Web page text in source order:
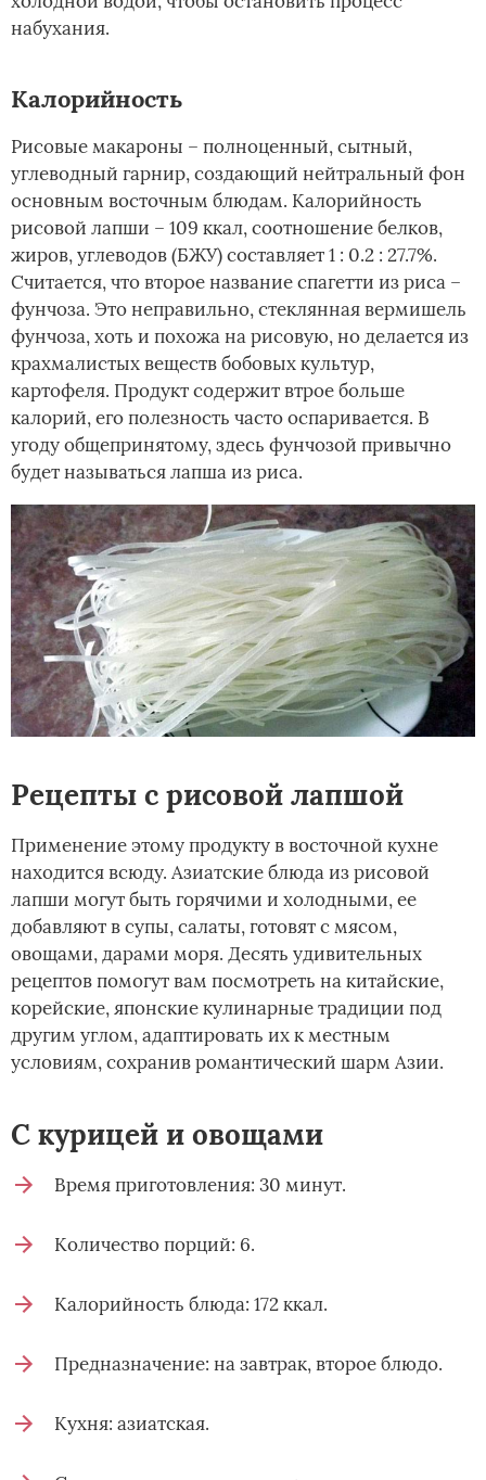
набухания.
Калорийность
Рисовые макароны – полноценный, сытный,
углеводный гарнир, создающий нейтральный фон
основным восточным блюдам. Калорийность
рисовой лапши – 109 ккал, соотношение белков,
жиров, углеводов (БЖУ) составляет 1 : 0.2 : 27.7%.
Считается, что второе название спагетти из риса –
фунчоза. Это неправильно, стеклянная вермишель
фунчоза, хоть и похожа на рисовую, но делается из
крахмалистых веществ бобовых культур,
картофеля. Продукт содержит втрое больше
калорий, его полезность часто оспаривается. В
угоду общепринятому, здесь фунчозой привычно
будет называться лапша из риса.
Рецепты с рисовой лапшой
Применение этому продукту в восточной кухне
находится всюду. Азиатские блюда из рисовой
лапши могут быть горячими и холодными, ее
добавляют в супы, салаты, готовят с мясом,
овощами, дарами моря. Десять удивительных
рецептов помогут вам посмотреть на китайские,
корейские, японские кулинарные традиции под
другим углом, адаптировать их к местным
условиям, сохранив романтический шарм Азии.
С курицей и овощами
Время приготовления: 30 минут.
Количество порций: 6.
Калорийность блюда: 172 ккал.
Предназначение: на завтрак, второе блюдо.
Кухня: азиатская.